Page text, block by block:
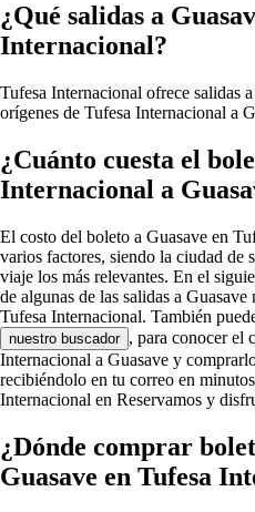
¿Qué salidas a
Internacional?
Tufesa Internacional ofrece salidas
orígenes de Tufesa Internacional a
¿Cuánto cuesta el
Internacional a
El costo del boleto a Guasave en
varios factores, siendo la ciudad de
viaje los más relevantes. En el
de algunas de las salidas a
Tufesa Internacional. También
nuestro buscador , para conocer el
Internacional a Guasave y
recibiéndolo en tu correo en
Internacional en Reservamos y
¿Dónde comprar
Guasave en Tufesa